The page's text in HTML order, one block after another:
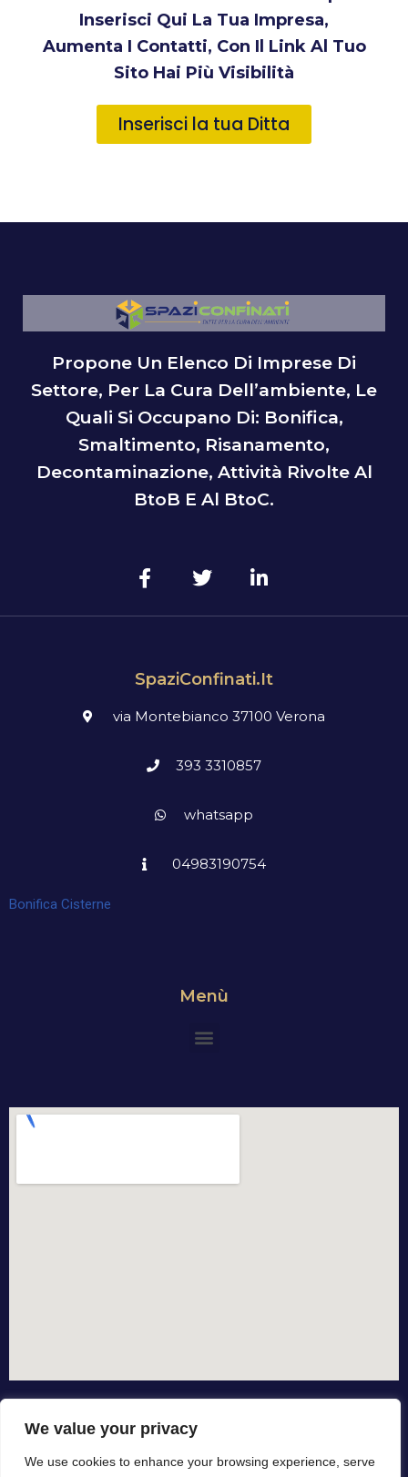
We value your privacy
We use cookies to enhance your browsing experience, serve
Inserisci Qui La Tua Impresa,
Aumenta I Contatti, Con Il Link Al Tuo
Sito Hai Più Visibilità
Inserisci la tua Ditta
Propone Un Elenco Di Imprese Di
Settore, Per La Cura Dell’ambiente, Le
Quali Si Occupano Di: Bonifica,
Smaltimento, Risanamento,
Decontaminazione, Attività Rivolte Al
BtoB E Al BtoC.
SpaziConfinati.it
via Montebianco 37100 Verona
393 3310857
whatsapp
04983190754
Bonifica Cisterne
Menù